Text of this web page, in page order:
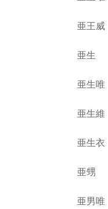
亜王威
亜生
亜生唯
亜生維
亜生衣
亜甥
亜男唯